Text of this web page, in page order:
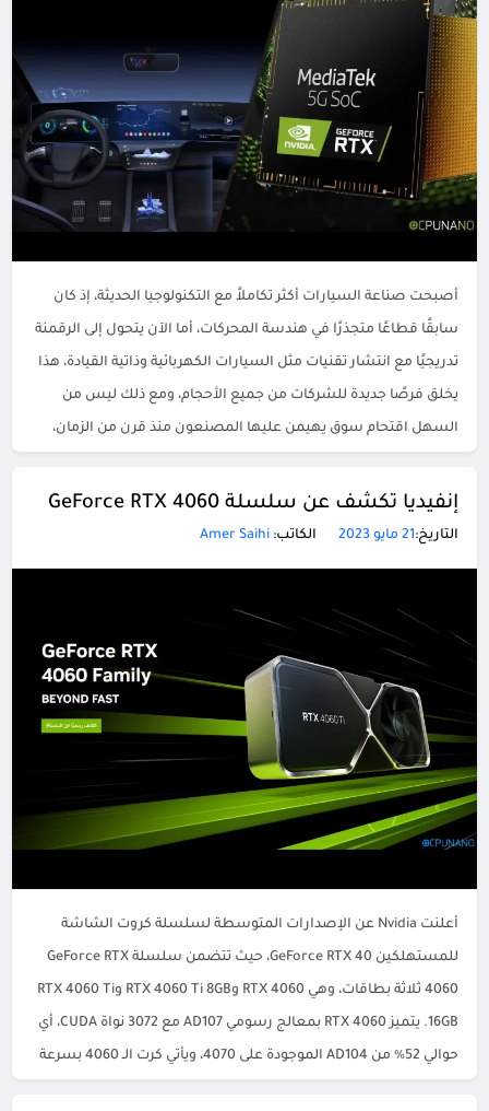
أصبحت صناعة السيارات أكثر تكاملاً مع التكنولوجيا الحديثة، إذ كان
سابقًا قطاعًا متجذرًا في هندسة المحركات، أما الآن يتحول إلى الرقمنة
تدريجيًا مع انتشار تقنيات مثل السيارات الكهربائية وذاتية القيادة، هذا
يخلق فرصًا جديدة للشركات من جميع الأحجام، ومع ذلك ليس من
السهل اقتحام سوق يهيمن عليها المصنعون منذ قرن من الزمان،
إنفيديا تكشف عن سلسلة GeForce RTX 4060
التاريخ:21 مايو 2023 الكاتب: Amer Saihi
أعلنت Nvidia عن الإصدارات المتوسطة لسلسلة كروت الشاشة
للمستهلكين GeForce RTX 40، حيث تتضمن سلسلة GeForce RTX
4060 ثلاثة بطاقات، وهي RTX 4060 وRTX 4060 Ti 8GB وRTX 4060 Ti
16GB. يتميز RTX 4060 بمعالج رسومي AD107 مع 3072 نواة CUDA، أي
حوالي 52٪ من AD104 الموجودة على 4070، ويأتي كرت الـ 4060 بسرعة